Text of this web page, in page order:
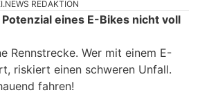
REDAKTION
Potenzial eines E-Bikes nicht voll
Rennstrecke. Wer mit einem E-
riskiert einen schweren Unfall.
fahren!